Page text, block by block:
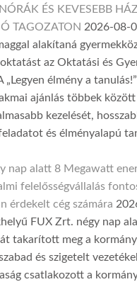
ÉS KEVESEBB
TAGOZATON 2026-08-
alakítaná
az Oktatási és
„Legyen élmény a
ajánlás többek
kezelését,
és élményalapú
nap alatt 8 Megawatt
felelősségvállalás
érdekelt cég számára
FUX Zrt. négy nap
takarított meg a
és szigetelt
csatlakozott a